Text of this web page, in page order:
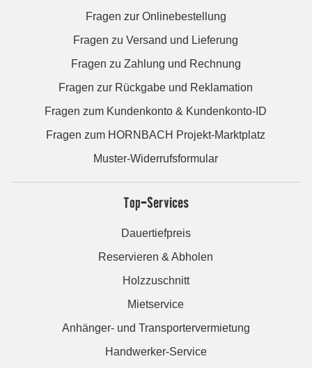
Fragen zur Onlinebestellung
Fragen zu Versand und Lieferung
Fragen zu Zahlung und Rechnung
Fragen zur Rückgabe und Reklamation
Fragen zum Kundenkonto & Kundenkonto-ID
Fragen zum HORNBACH Projekt-Marktplatz
Muster-Widerrufsformular
Top-Services
Dauertiefpreis
Reservieren & Abholen
Holzzuschnitt
Mietservice
Anhänger- und Transportervermietung
Handwerker-Service